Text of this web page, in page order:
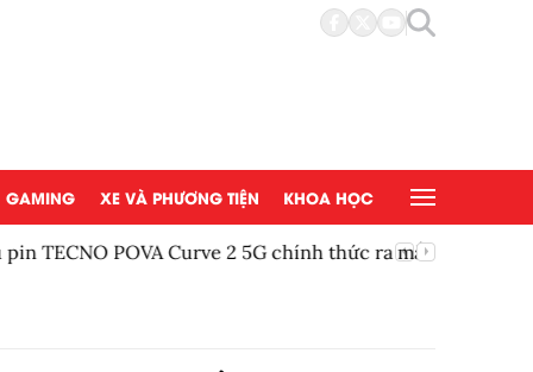
GAMING XE VÀ PHƯƠNG TIỆN KHOA HỌC
Curve 2 5G chính thức ra mắt